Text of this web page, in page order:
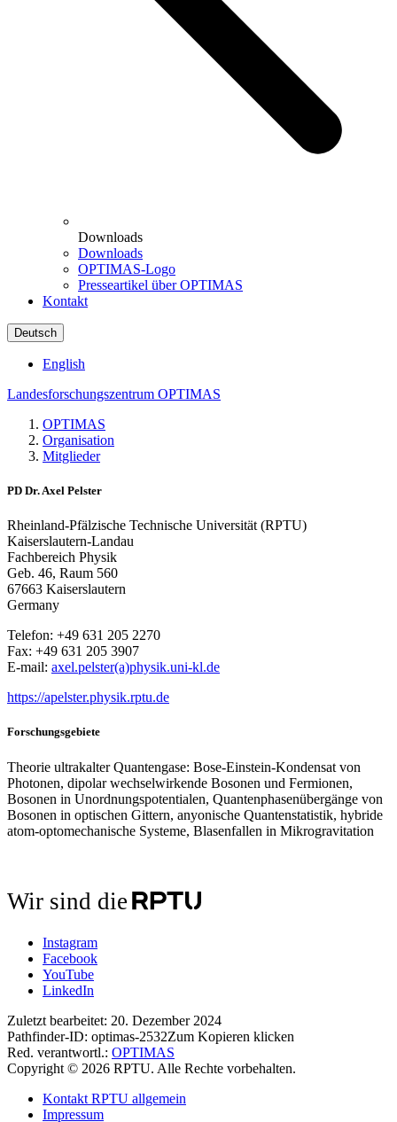
Downloads
Downloads
OPTIMAS-Logo
Presseartikel über OPTIMAS
Kontakt
Deutsch
English
Landesforschungszentrum OPTIMAS
OPTIMAS
Organisation
Mitglieder
PD Dr. Axel Pelster
Rheinland-Pfälzische Technische Universität (RPTU)
Kaiserslautern-Landau
Fachbereich Physik
Geb. 46, Raum 560
67663 Kaiserslautern
Germany
Telefon: +49 631 205 2270
Fax: +49 631 205 3907
E-mail: axel.pelster(a)physik.uni-kl.de
https://apelster.physik.rptu.de
Forschungsgebiete
Theorie ultrakalter Quantengase: Bose-Einstein-Kondensat von
Photonen, dipolar wechselwirkende Bosonen und Fermionen,
Bosonen in Unordnungspotentialen, Quantenphasenübergänge von
Bosonen in optischen Gittern, anyonische Quantenstatistik, hybride
atom-optomechanische Systeme, Blasenfallen in Mikrogravitation
Wir sind die
Instagram
Facebook
YouTube
LinkedIn
Zuletzt bearbeitet: 20. Dezember 2024
Pathfinder-ID: optimas-2532Zum Kopieren klicken
Red. verantwortl.: OPTIMAS
Copyright © 2026 RPTU. Alle Rechte vorbehalten.
Kontakt RPTU allgemein
Impressum